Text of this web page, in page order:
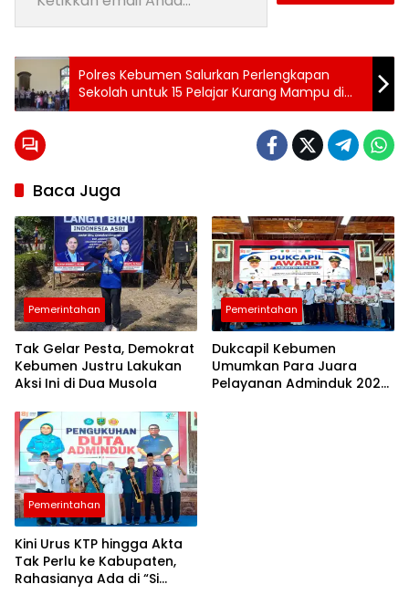
Tag:
Bapperida
Kebumen
Tampung
Masukan
Publik
Lewat
Konsultasi
Inovasi
Masyarakat
Terlindungi
HKI
Polres Kebumen Salurkan Perlengkapan
Sekolah untuk 15 Pelajar Kurang Mampu di
Prembun
Baca Juga
Pemerintahan
Tak Gelar Pesta, Demokrat
Kebumen Justru Lakukan
Aksi Ini di Dua Musola
Pemerintahan
Dukcapil Kebumen
Umumkan Para Juara
Pelayanan Adminduk 2026,
Pemerintahan
Kini Urus KTP hingga Akta
Tak Perlu ke Kabupaten,
Rahasianya Ada di “Si